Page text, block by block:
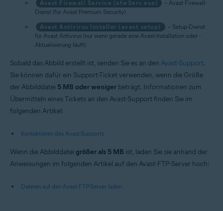
Avast Firewall Service (afwServ.exe)
– Avast Firewall-
Dienst (für Avast Premium Security)
Avast Antivirus Installer (avast.setup)
– Setup-Dienst
für Avast Antivirus (nur wenn gerade eine Avast-Installation oder -
Aktualisierung läuft)
Sobald das Abbild erstellt ist, senden Sie es an den Avast-Support.
Sie können dafür ein Support-Ticket verwenden, wenn die Größe
der Abbilddatei 5 MB oder weniger beträgt. Informationen zum
Übermitteln eines Tickets an den Avast-Support finden Sie im
folgenden Artikel:
Kontaktieren des Avast-Supports
Wenn die Abbilddatei größer als 5 MB ist, laden Sie sie anhand der
Anweisungen im folgenden Artikel auf den Avast-FTP-Server hoch:
Dateien auf den Avast-FTP-Server laden